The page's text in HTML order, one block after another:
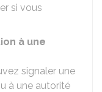
si vous
à une
signaler une
à une autorité